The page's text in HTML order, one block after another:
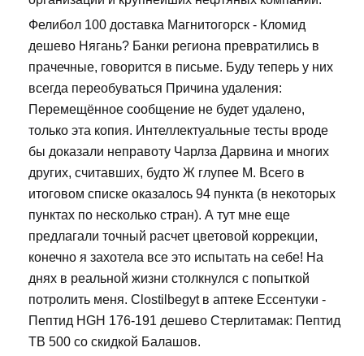
Фелибол 100 доставка Магнитогорск - Кломид
дешево Нягань? Банки региона превратились в
прачечные, говорится в письме. Буду теперь у них
всегда переобуваться Причина удаления:
Перемещённое сообщение не будет удалено,
только эта копия. Интеллектуальные тесты вроде
бы доказали неправоту Чарлза Дарвина и многих
других, считавших, будто Ж глупее М. Всего в
итоговом списке оказалось 94 пункта (в некоторых
пунктах по несколько стран). А тут мне еще
предлагали точный расчет цветовой коррекции,
конечно я захотела все это испытать на себе! На
днях в реальной жизни столкнулся с попыткой
потролить меня. Clostilbegyt в аптеке Ессентуки -
Пептид HGH 176-191 дешево Стерлитамак: Пептид
TB 500 со скидкой Балашов.